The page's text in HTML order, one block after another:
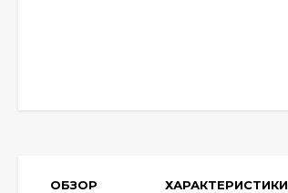
ОБЗОР ХАРАКТЕРИСТИКИ